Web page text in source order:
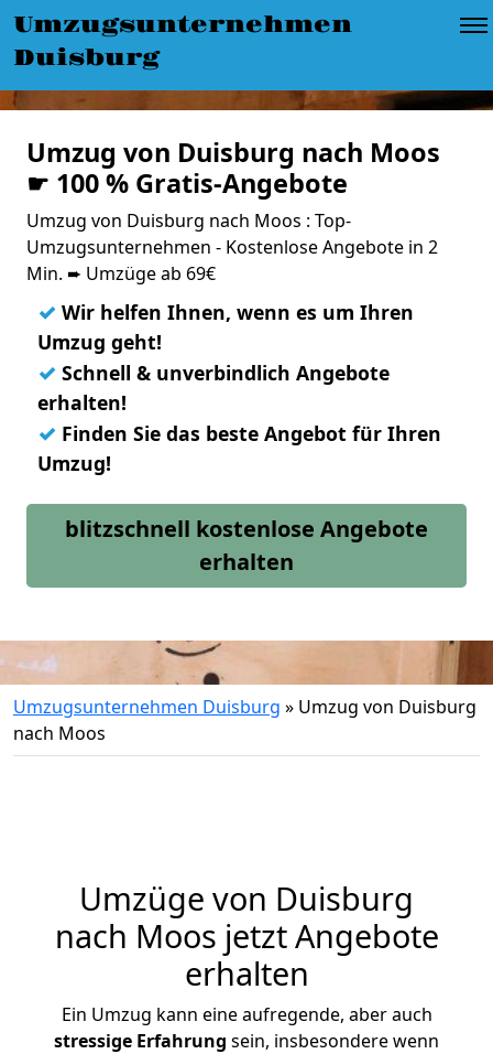
Umzugsunternehmen
Duisburg
Umzug von Duisburg nach Moos
☛ 100 % Gratis-Angebote
Umzug von Duisburg nach Moos : Top-
Umzugsunternehmen - Kostenlose Angebote in 2
Min. ➨ Umzüge ab 69€
✓ Wir helfen Ihnen, wenn es um Ihren
Umzug geht!
✓ Schnell & unverbindlich Angebote
erhalten!
✓ Finden Sie das beste Angebot für Ihren
Umzug!
blitzschnell kostenlose Angebote
erhalten
Umzugsunternehmen Duisburg » Umzug von Duisburg
nach Moos
Umzüge von Duisburg
nach Moos jetzt Angebote
erhalten
Ein Umzug kann eine aufregende, aber auch
stressige Erfahrung sein, insbesondere wenn